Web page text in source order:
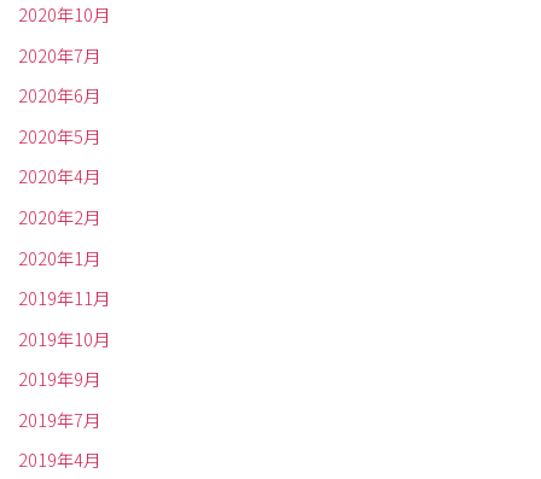
2020年10月
2020年7月
2020年6月
2020年5月
2020年4月
2020年2月
2020年1月
2019年11月
2019年10月
2019年9月
2019年7月
2019年4月